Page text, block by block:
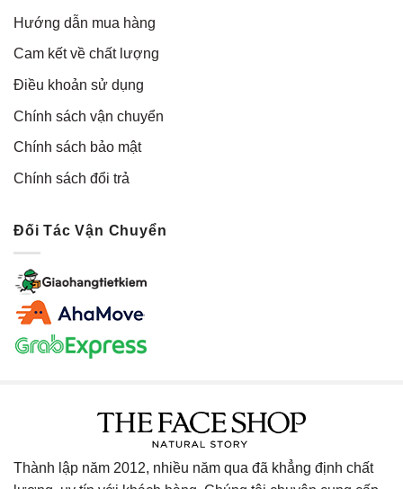
Hướng dẫn mua hàng
Cam kết về chất lượng
Điều khoản sử dụng
Chính sách vận chuyển
Chính sách bảo mật
Chính sách đổi trả
Đối Tác Vận Chuyển
Thành lập năm 2012, nhiều năm qua đã khẳng định chất